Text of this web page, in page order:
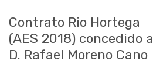
ACCESO PERSONAL
Contrato Rio Hortega
(AES 2018) concedido a
D. Rafael Moreno Cano